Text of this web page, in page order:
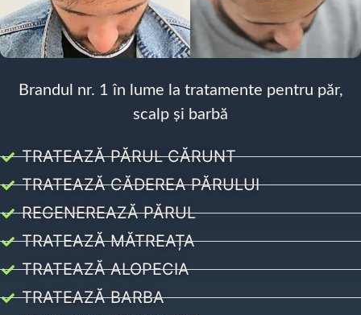
Brandul nr. 1 în lume la tratamente pentru păr,
scalp și barbă
TRATEAZĂ PĂRUL CĂRUNT
TRATEAZĂ CĂDEREA PĂRULUI
REGENEREAZĂ PĂRUL
TRATEAZĂ MĂTREAȚA
TRATEAZĂ ALOPECIA
TRATEAZĂ BARBA